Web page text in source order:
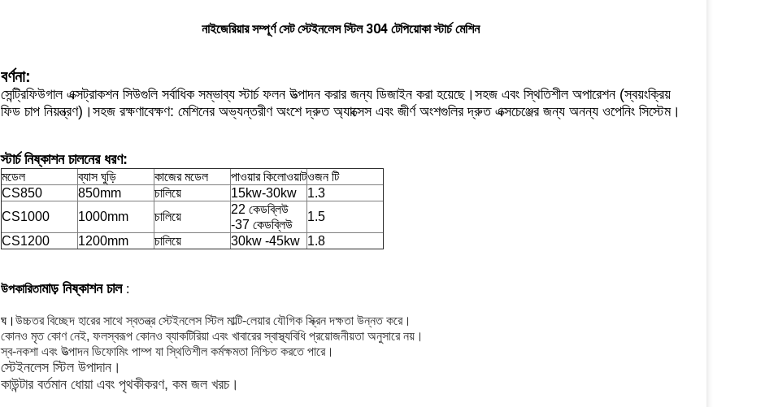
নাইজেরিয়ার সম্পূর্ণ সেট স্টেইনলেস স্টিল 304 টেপিয়োকা স্টার্চ মেশিন
বর্ণনা:
সেন্ট্রিফিউগাল এক্সট্রাকশন সিউগুলি সর্বাধিক সম্ভাব্য স্টার্চ ফলন উত্পাদন করার জন্য ডিজাইন করা হয়েছে।সহজ এবং স্থিতিশীল অপারেশন (স্বয়ংক্রিয়
ফিড চাপ নিয়ন্ত্রণ)।সহজ রক্ষণাবেক্ষণ: মেশিনের অভ্যন্তরীণ অংশে দ্রুত অ্যাক্সেস এবং জীর্ণ অংশগুলির দ্রুত এক্সচেঞ্জের জন্য অনন্য ওপেনিং সিস্টেম।
স্টার্চ নিষ্কাশন চালনের ধরণ:
মডেল ব্যাস ঘুড়ি কাজের মডেল পাওয়ার কিলোওয়াটওজন টি
CS850
850mm চালিয়ে 15kw-30kw
1.3
CS1000
1000mm চালিয়ে
22 কেডব্লিউ
-37 কেডব্লিউ
1.5
CS1200
1200mm চালিয়ে 30kw -45kw 1.8
উপকারিতামাড় নিষ্কাশন চাল :
ঘ। উচ্চতর বিচ্ছেদ হারের সাথে স্বতন্ত্র স্টেইনলেস স্টিল মাল্টি-লেয়ার যৌগিক স্ক্রিন দক্ষতা উন্নত করে।
কোনও মৃত কোণ নেই, ফলস্বরূপ কোনও ব্যাকটিরিয়া এবং খাবারের স্বাস্থ্যবিধি প্রয়োজনীয়তা অনুসারে নয়।
স্ব-নকশা এবং উত্পাদন ডিফোমিং পাম্প যা স্থিতিশীল কর্মক্ষমতা নিশ্চিত করতে পারে।
স্টেইনলেস স্টিল উপাদান।
কাউন্টার বর্তমান ধোয়া এবং পৃথকীকরণ, কম জল খরচ।